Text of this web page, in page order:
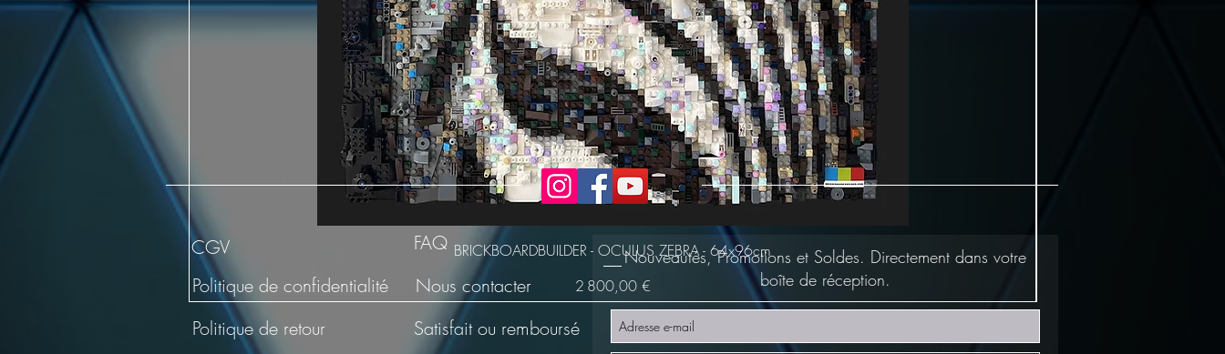
BRICKBOARDBUILDER - OCULUS ZEBRA - 64x96cm
Prix
2 800,00 €
CGV
Politique de confidentialité
Politique de retour
FAQ
Nous contacter
Satisfait ou remboursé
Nouveautés, Promotions et Soldes. Directement dans votre
boîte de réception.